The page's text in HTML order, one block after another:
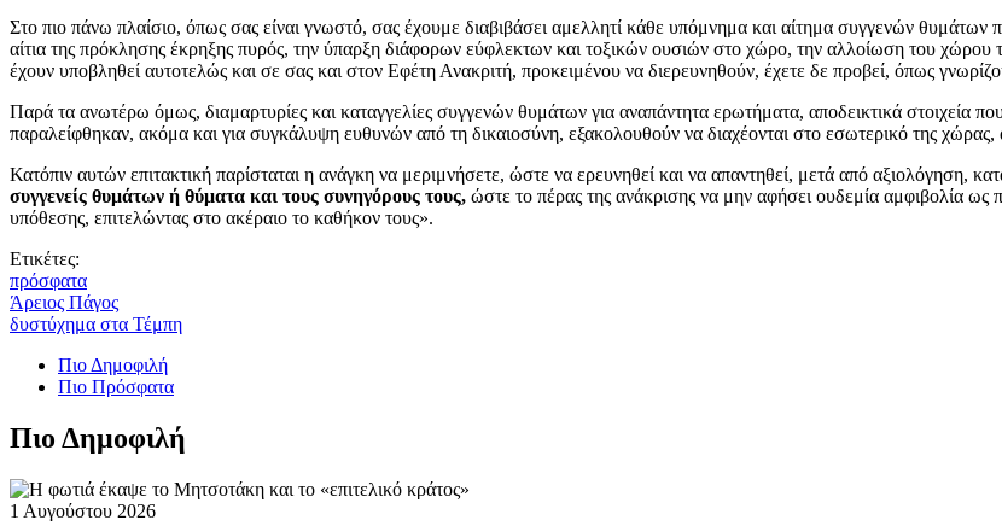
Στο πιο πάνω πλαίσιο, όπως σας είναι γνωστό, σας έχουμε διαβιβάσει αμελλητί κάθε υπόμνημα και αίτημα συγγενών
αίτια της πρόκλησης έκρηξης πυρός, την ύπαρξη διάφορων εύφλεκτων και τοξικών ουσιών στο χώρο, την αλλοίωση του
έχουν υποβληθεί αυτοτελώς και σε σας και στον Εφέτη Ανακριτή, προκειμένου να διερευνηθούν, έχετε δε προβεί, όπως
Παρά τα ανωτέρω όμως, διαμαρτυρίες και καταγγελίες συγγενών θυμάτων για αναπάντητα ερωτήματα, αποδεικτικά στοιχεία
παραλείφθηκαν, ακόμα και για συγκάλυψη ευθυνών από τη δικαιοσύνη, εξακολουθούν να διαχέονται στο εσωτερικό της
Κατόπιν αυτών επιτακτική παρίσταται η ανάγκη να μεριμνήσετε, ώστε να ερευνηθεί και να απαντηθεί, μετά από αξιολόγηση,
συγγενείς θυμάτων ή θύματα και τους συνηγόρους τους, ώστε το πέρας της ανάκρισης να μην αφήσει ουδεμία αμφιβολία ως
υπόθεσης, επιτελώντας στο ακέραιο το καθήκον τους».
Ετικέτες:
πρόσφατα
Άρειος Πάγος
δυστύχημα στα Τέμπη
Πιο Δημοφιλή
Πιο Πρόσφατα
Πιο Δημοφιλή
1 Αυγούστου 2026